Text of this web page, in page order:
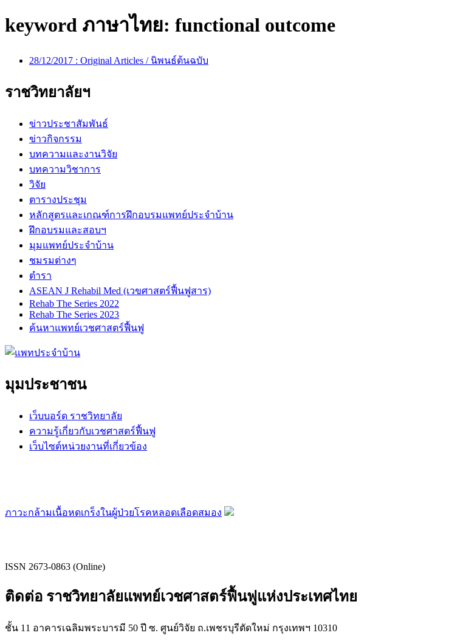
keyword ภาษาไทย: functional outcome
28/12/2017 : Original Articles / นิพนธ์ต้นฉบับ
ราชวิทยาลัยฯ
ข่าวประชาสัมพันธ์
ข่าวกิจกรรม
บทความและงานวิจัย
บทความวิชาการ
วิจัย
ตารางประชุม
หลักสูตรและเกณฑ์การฝึกอบรมแพทย์ประจำบ้าน
ฝึกอบรมและสอบฯ
มุมแพทย์ประจำบ้าน
ชมรมต่างๆ
ตำรา
ASEAN J Rehabil Med (เวขศาสตร์ฟื้นฟูสาร)
Rehab The Series 2022
Rehab The Series 2023
ค้นหาแพทย์เวชศาสตร์ฟื้นฟู
มุมประชาชน
เว็บบอร์ด ราชวิทยาลัย
ความรู้เกี่ยวกับเวชศาสตร์ฟื้นฟู
เว็บไซต์หน่วยงานที่เกี่ยวข้อง
ภาวะกล้ามเนื้อหดเกร็งในผู้ป่วยโรคหลอดเลือดสมอง
ISSN 2673-0863 (Online)
ติดต่อ ราชวิทยาลัยแพทย์เวชศาสตร์ฟื้นฟูแห่งประเทศไทย
ชั้น 11 อาคารเฉลิมพระบารมี 50 ปี ซ. ศูนย์วิจัย ถ.เพชรบุรีตัดใหม่ กรุงเทพฯ 10310